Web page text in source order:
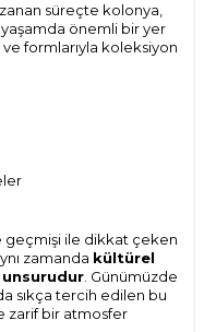
süreçte kolonya,
önemli bir yer
ve formlarıyla koleksiyon
geçmişi ile dikkat çeken
zamanda kültürel
. Günümüzde
sıkça tercih edilen bu
zarif bir atmosfer